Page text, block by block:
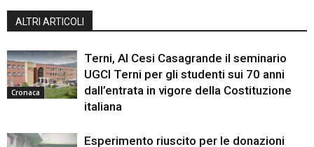
ALTRI ARTICOLI
Cronaca
Terni, Al Cesi Casagrande il seminario
UGCI Terni per gli studenti sui 70 anni
dall’entrata in vigore della Costituzione
italiana
Esperimento riuscito per le donazioni